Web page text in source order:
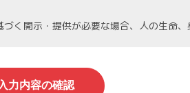
く開示・提供が必要な場合、人の生命